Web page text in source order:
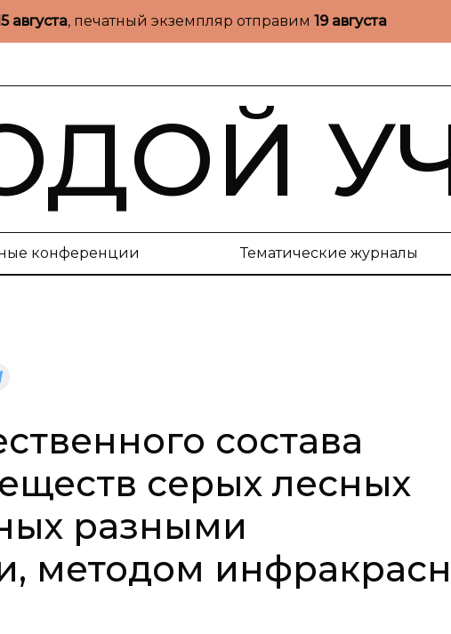
августа, печатный экземпляр отправим 19 августа
конференции Тематические журналы
состава
серых лесных
разными
методом